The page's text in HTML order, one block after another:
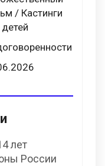
/ Кастинги
лет
России